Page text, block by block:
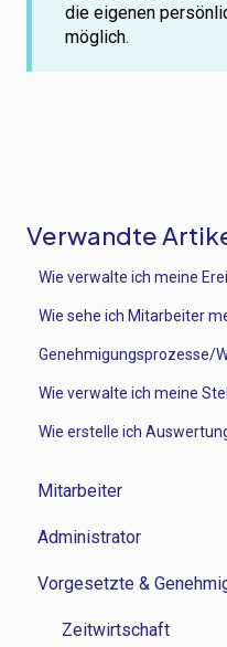
die eigenen
möglich.
Verwandte
Wie verwalte ich meine
Wie sehe ich Mitarbeiter
Genehmigungsprozesse/
Wie verwalte ich meine
Wie erstelle ich
Mitarbeiter
Zeitwirtschaft
Reisemanagement
Personalverwaltung
Administrator
Zeitwirtschaft
Reisemanagement
Vorgesetzte &
Zeitwirtschaft